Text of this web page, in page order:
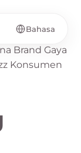
Bahasa